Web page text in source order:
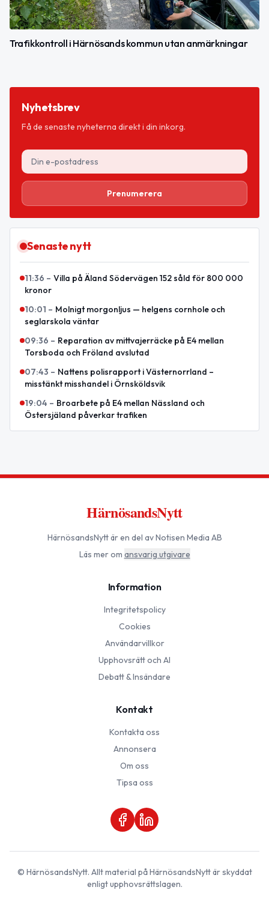
Trafikkontroll i Härnösands kommun utan anmärkningar
Nyhetsbrev
Få de senaste nyheterna direkt i din inkorg.
Prenumerera
Senaste nytt
11:36 – Villa på Äland Södervägen 152 såld för 800 000
kronor
10:01 – Molnigt morgonljus — helgens cornhole och
seglarskola väntar
09:36 – Reparation av mittvajerräcke på E4 mellan
Torsboda och Fröland avslutad
07:43 – Nattens polisrapport i Västernorrland –
misstänkt misshandel i Örnsköldsvik
19:04 – Broarbete på E4 mellan Nässland och
Östersjäland påverkar trafiken
HärnösandsNytt
HärnösandsNyttär en del av Notisen Media AB
Läs mer om ansvarig utgivare
Information
Integritetspolicy
Cookies
Användarvillkor
Upphovsrätt och AI
Debatt & Insändare
Kontakt
Kontakta oss
Annonsera
Om oss
Tipsa oss
© HärnösandsNytt. Allt material påHärnösandsNyttär skyddat
enligt upphovsrättslagen.